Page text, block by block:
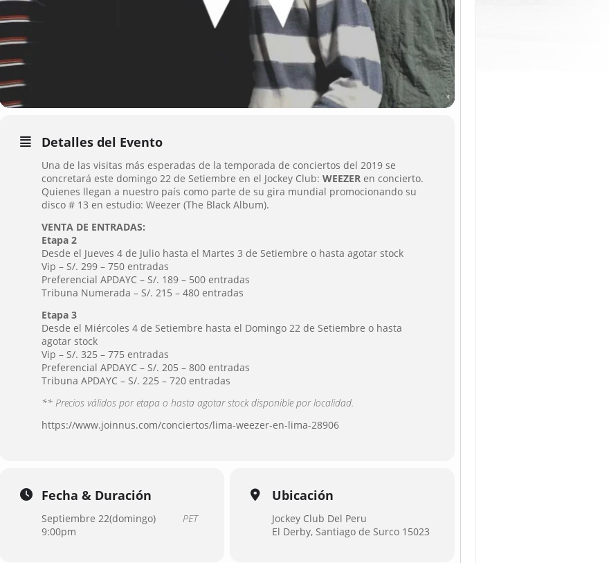
Detalles del Evento
Una de las visitas más esperadas de la temporada de conciertos del 2019 se
concretará este domingo 22 de Setiembre en el Jockey Club: WEEZER en concierto.
Quienes llegan a nuestro país como parte de su gira mundial promocionando su
disco # 13 en estudio: Weezer (The Black Album).
VENTA DE ENTRADAS:
Etapa 2
Desde el Jueves 4 de Julio hasta el Martes 3 de Setiembre o hasta agotar stock
Vip – S/. 299 – 750 entradas
Preferencial APDAYC – S/. 189 – 500 entradas
Tribuna Numerada – S/. 215 – 480 entradas
Etapa 3
Desde el Miércoles 4 de Setiembre hasta el Domingo 22 de Setiembre o hasta
agotar stock
Vip – S/. 325 – 775 entradas
Preferencial APDAYC – S/. 205 – 800 entradas
Tribuna APDAYC – S/. 225 – 720 entradas
** Precios válidos por etapa o hasta agotar stock disponible por localidad.
https://www.joinnus.com/conciertos/lima-weezer-en-lima-28906
Fecha & Duración
Septiembre 22(domingo)
9:00pm
PET
Ubicación
Jockey Club Del Peru
El Derby, Santiago de Surco 15023